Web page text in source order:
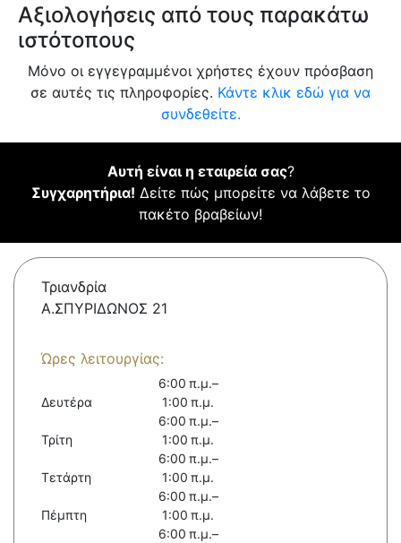
Αξιολογήσεις από τους παρακάτω
ιστότοπους
Μόνο οι εγγεγραμμένοι χρήστες έχουν πρόσβαση
σε αυτές τις πληροφορίες. Κάντε κλικ εδώ για να
συνδεθείτε.
Αυτή είναι η εταιρεία σας?
Συγχαρητήρια! Δείτε πώς μπορείτε να λάβετε το
πακέτο βραβείων!
Τριανδρία
Α.ΣΠΥΡΙΔΩΝΟΣ 21
Ώρες λειτουργίας:
Δευτέρα
6:00 π.μ.–
1:00 π.μ.
Τρίτη
6:00 π.μ.–
1:00 π.μ.
Τετάρτη
6:00 π.μ.–
1:00 π.μ.
Πέμπτη
6:00 π.μ.–
1:00 π.μ.
6:00 π.μ.–